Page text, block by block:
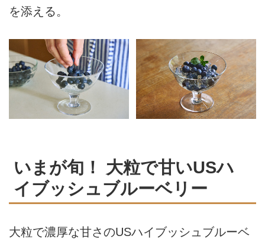
を添える。
いまが旬！ 大粒で甘いUSハ
イブッシュブルーベリー
大粒で濃厚な甘さのUSハイブッシュブルーベ